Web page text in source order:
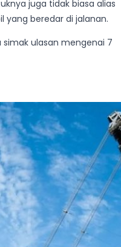
juga tidak biasa alias
yang beredar di jalanan.
ulasan mengenai 7